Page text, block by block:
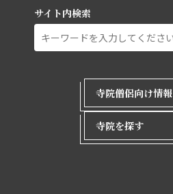
サイト内検索
外部ページリンク
寺院僧侶向け情報
寺院を探す